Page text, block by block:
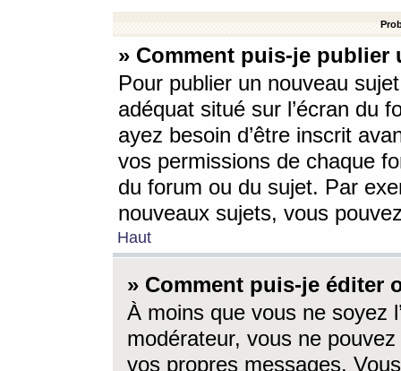
» Comment puis-je
Pour publier un nouveau
adéquat situé sur l’écran du
ayez besoin d’être inscrit
vos permissions de chaque
du forum ou du sujet. Par
nouveaux sujets, vous
Haut
» Comment puis-je éditer
À moins que vous ne soyez
modérateur, vous ne
vos propres messages.